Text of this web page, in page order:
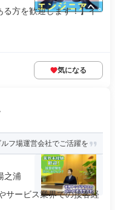
方を歓迎します！】イ
気になる
フ場運営会社でご活躍を
之浦
サービス業界での接客経